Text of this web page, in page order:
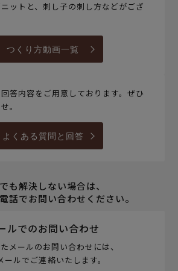
ットと、刺し子の刺し方などがござ
つくり方動画一覧
答内容をご用意しております。ぜひ
。
よくある質問と回答
も解決しない場合は、
話でお問い合わせください。
ルでのお問い合わせ
メールのお問い合わせには、
ールでご連絡いたします。